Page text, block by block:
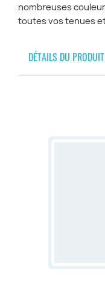
nombreuses
toutes vos tenues
DÉTAILS DU PRODUIT